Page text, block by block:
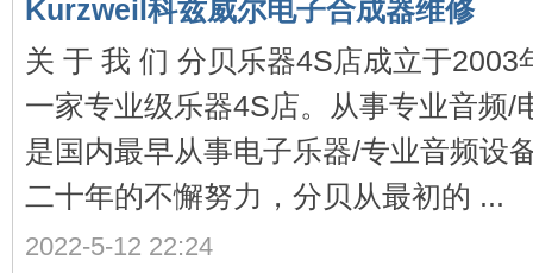
Kurzweil科兹威尔电子合成器维修
关 于 我 们 分贝乐器4S店成立于2003
一家专业级乐器4S店。从事专业音频/
是国内最早从事电子乐器/专业音频设
二十年的不懈努力，分贝从最初的 ...
2022-5-12 22:24